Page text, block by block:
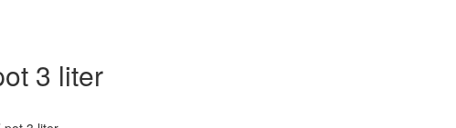
3 liter